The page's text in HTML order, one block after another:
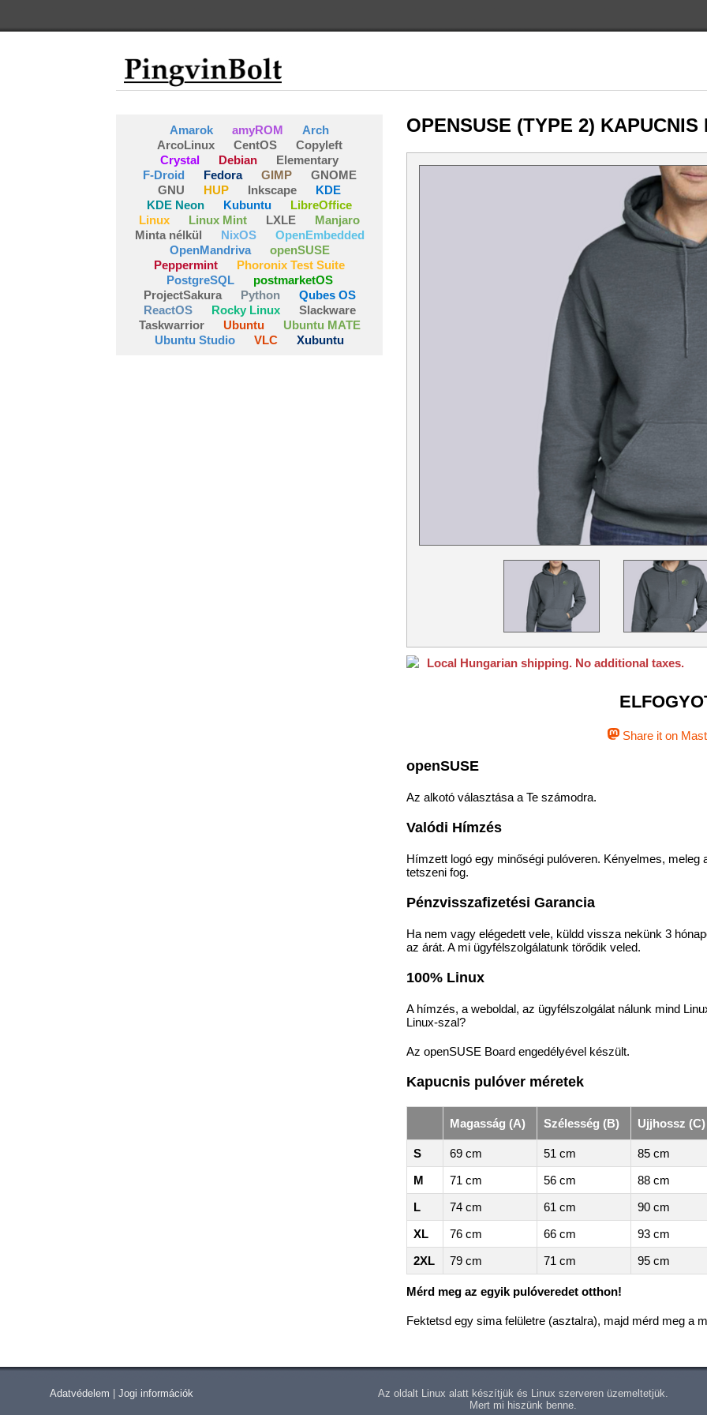
Amarok amyROM
Arch
ArcoLinux
CentOS
Copyleft
Crystal
Debian
Elementary
F-Droid
Fedora GIMP
GNOME
GNU
HUP Inkscape
KDE
KDE Neon
Kubuntu
LibreOffice
Linux
Linux Mint LXLE
Manjaro
Minta nélkül
NixOS
OpenEmbedded
OpenMandriva
openSUSE
Peppermint
Phoronix Test Suite
PostgreSQL
postmarketOS
ProjectSakura
Python
Qubes OS
ReactOS
Rocky Linux
Slackware
Taskwarrior
Ubuntu
Ubuntu MATE
Ubuntu Studio
VLC Xubuntu
OPENSUSE (TYPE 2) KAPUCNIS
Local Hungarian shipping. No additional taxes.
Share it on
openSUSE
Az alkotó választása a Te számodra.
Valódi Hímzés
Hímzett logó egy minőségi pulóveren. Kényelmes,
tetszeni fog.
Pénzvisszafizetési Garancia
Ha nem vagy elégedett vele, küldd vissza nekünk 3
az árát. A mi ügyfélszolgálatunk törődik veled.
100% Linux
A hímzés, a weboldal, az ügyfélszolgálat nálunk mind
Linux-szal?
Az openSUSE Board engedélyével készült.
Kapucnis pulóver méretek
Magasság (A) Szélesség (B) Ujjhossz (C)
S 69 cm 51 cm
85 cm
M
71 cm 56 cm
88 cm
L
74 cm 61 cm
90 cm
XL
76 cm 66 cm
93 cm
2XL
79 cm 71 cm 95 cm
Mérd meg az egyik pulóveredet otthon!
Fektetsd egy sima felületre (asztalra), majd mérd meg a
Adatvédelem Jogi információk
Az oldalt Linux alatt készítjük és Linux szerveren üzemeltetjük.
Mert mi hiszünk benne.